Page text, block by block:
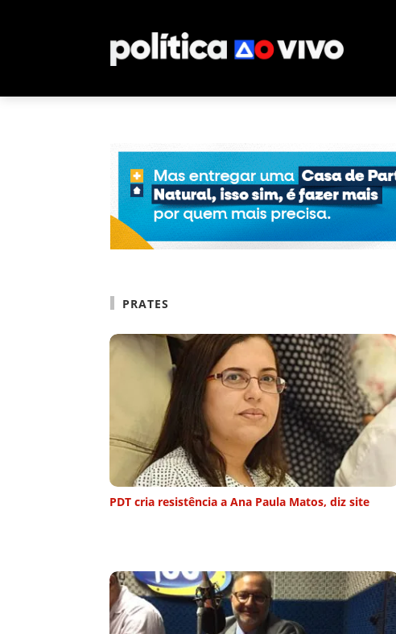
PRATES
PDT cria resistência a Ana Paula Matos, diz site